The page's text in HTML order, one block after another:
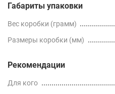
Габариты упаковки
Вес коробки (грамм)
Размеры коробки (мм)
Рекомендации
Для кого